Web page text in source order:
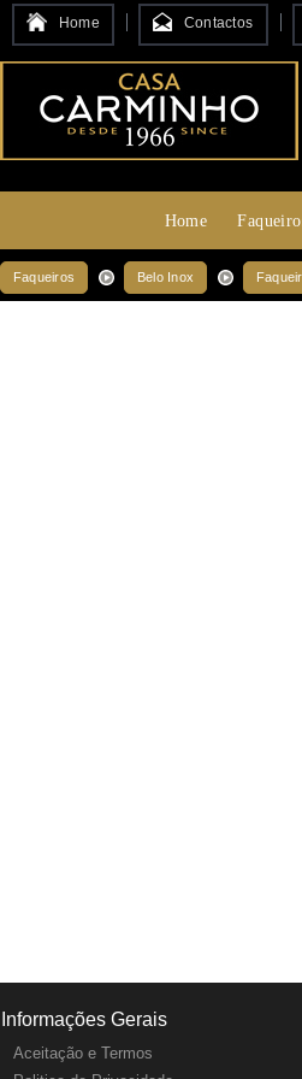
Home Contactos
Home
Faqueiros Belo Inox
Informações Gerais
Aceitação e Termos